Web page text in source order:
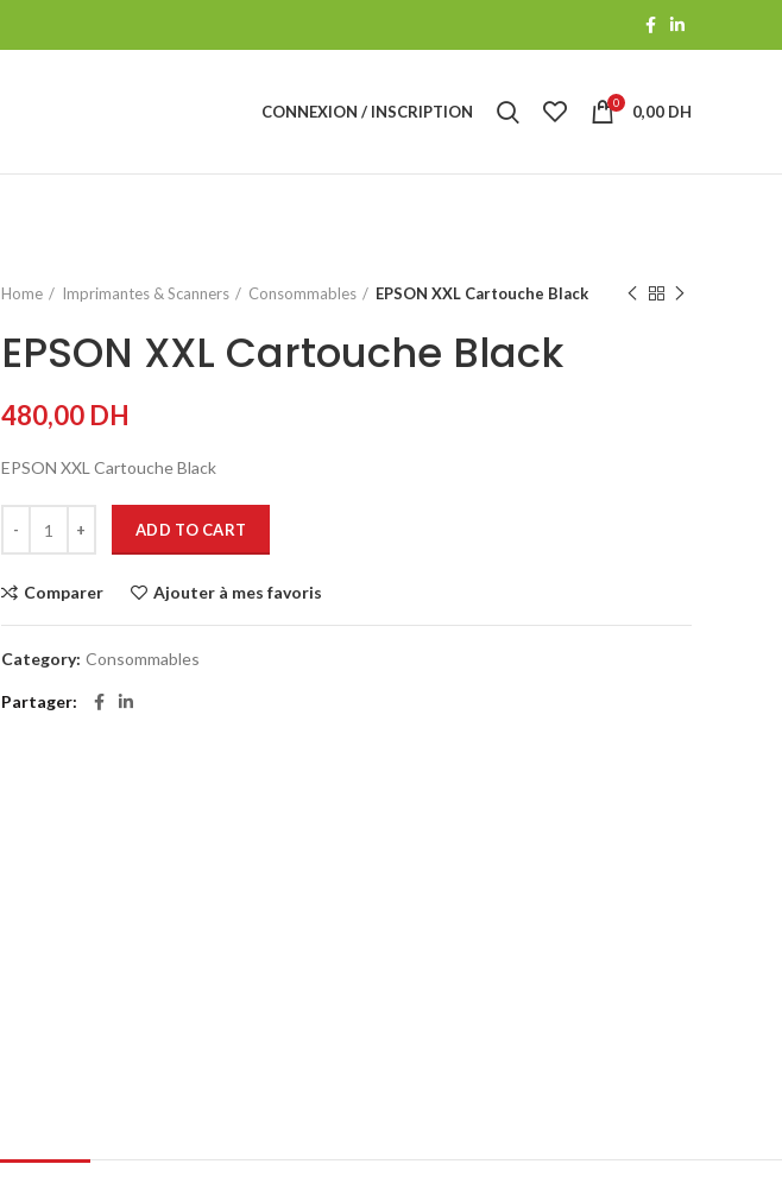
CONNEXION / INSCRIPTION 0 0,00 DH
Home Imprimantes & Scanners Consommables EPSON XXL Cartouche Black
EPSON XXL Cartouche Black
480,00 DH
EPSON XXL Cartouche Black
ADD TO CART
Comparer Ajouter à mes favoris
Category: Consommables
Partager